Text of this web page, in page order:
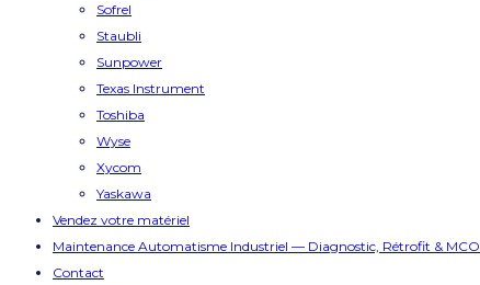
Sofrel
Staubli
Sunpower
Texas Instrument
Toshiba
Wyse
Xycom
Yaskawa
Vendez votre matériel
Maintenance Automatisme Industriel — Diagnostic, Rétrofit & MCO
Contact